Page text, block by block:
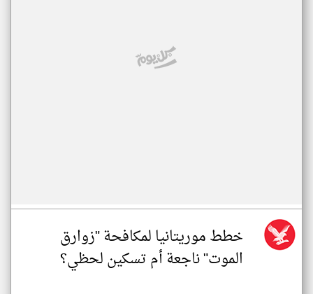
خطط موريتانيا لمكافحة "زوارق
الموت" ناجعة أم تسكين لحظي؟